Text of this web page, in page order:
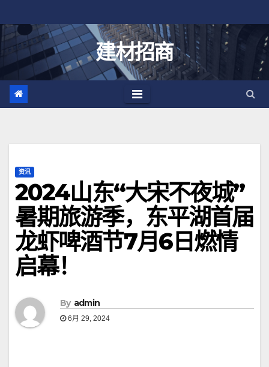
至
建材招商
资讯
2024山东“大宋不夜城”
暑期旅游季，东平湖首届
龙虾啤酒节7月6日燃情
启幕！
By admin
6月 29, 2024